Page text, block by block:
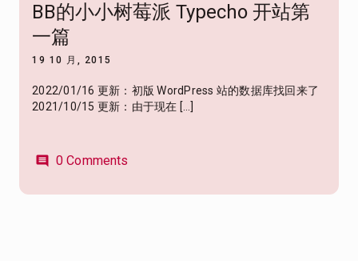
BB的小小树莓派 Typecho 开站第
一篇
19 10 月, 2015
2022/01/16 更新：初版 WordPress 站的数据库找回来了
2021/10/15 更新：由于现在 […]
comment 0 Comments